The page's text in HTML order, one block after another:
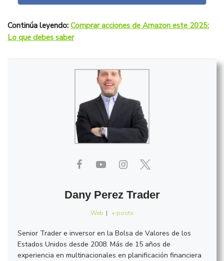
Continúa leyendo: Comprar acciones de Amazon este 2025:
Lo que debes saber
Dany Perez Trader
Web | + posts
Senior Trader e inversor en la Bolsa de Valores de los
Estados Unidos desde 2008. Más de 15 años de
experiencia en multinacionales en planificación financiera